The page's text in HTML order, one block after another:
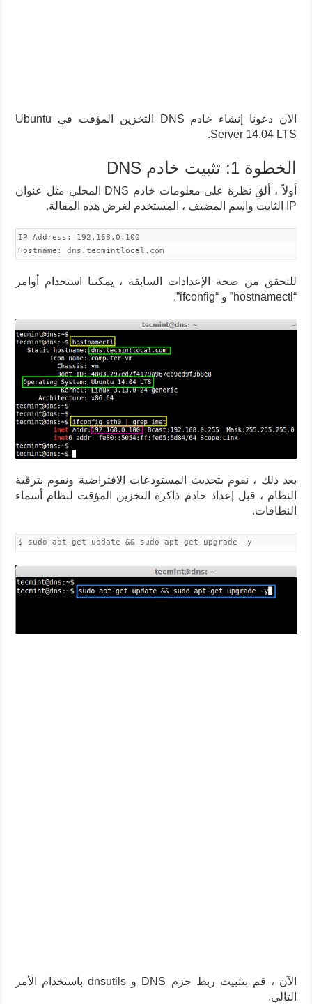
الآن دعونا إنشاء خادم DNS التخزين المؤقت في Ubuntu
Server 14.04 LTS.
الخطوة 1: تثبيت خادم DNS
أولاً ، ألقِ نظرة على معلومات خادم DNS المحلي مثل عنوان
IP الثابت واسم المضيف ، المستخدم لغرض هذه المقالة.
IP Address: 192.168.0.100
Hostname: dns.tecmintlocal.com
للتحقق من صحة الإعدادات السابقة ، يمكننا استخدام أوامر
“hostnamectl” و “ifconfig”.
بعد ذلك ، نقوم بتحديث المستودعات الافتراضية ونقوم بترقية
النظام ، قبل إعداد خادم ذاكرة التخزين المؤقت لنظام أسماء
النطاقات.
$ sudo apt-get update && sudo apt-get upgrade -y
الآن ، قم بتثبيت ربط حزم DNS و dnsutils باستخدام الأمر
التالي.